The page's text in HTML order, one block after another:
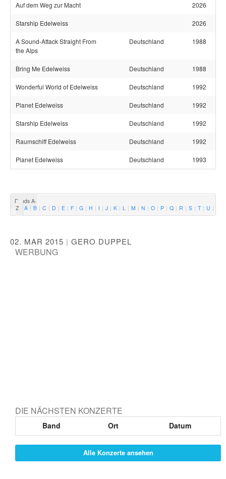
Auf dem Weg zur Macht 2026
Starship Edelweiss 2026
A Sound-Attack Straight From
the Alps
Deutschland 1988
Bring Me Edelweiss Deutschland 1988
Wonderful World of Edelweiss Deutschland 1992
Planet Edelweiss Deutschland 1992
Starship Edelweiss Deutschland 1992
Raumschiff Edelweiss Deutschland 1992
Planet Edelweiss Deutschland 1993
Bands A-
Z
A B C D E F G H I J K L M N O P Q R S T U
02. MAR 2015 | GERO DUPPEL
WERBUNG
DIE NÄCHSTEN KONZERTE
Band Ort Datum
Alle Konzerte ansehen